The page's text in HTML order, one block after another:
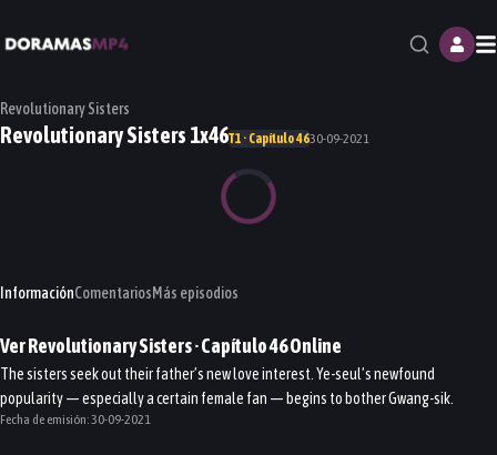
Revolutionary Sisters
Revolutionary Sisters 1x46T1 · Capítulo 4630-09-2021
InformaciónComentariosMás episodios
VerRevolutionary Sisters· Capítulo46Online
The sisters seek out their father’s new love interest. Ye-seul’s newfound
popularity — especially a certain female fan — begins to bother Gwang-sik.
Fecha de emisión:30-09-2021